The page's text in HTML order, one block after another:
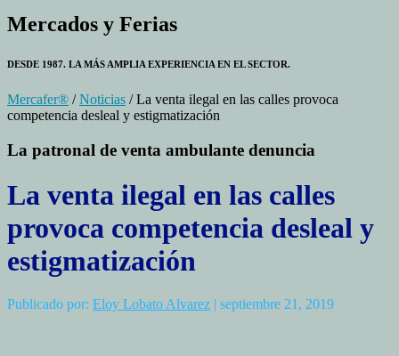
Mercados y Ferias
DESDE 1987. LA MÁS AMPLIA EXPERIENCIA EN EL SECTOR.
Mercafer® /Noticias / La venta ilegal en las calles provoca
competencia desleal y estigmatización
La patronal de venta ambulante denuncia
La venta ilegal en las calles
provoca competencia desleal y
estigmatización
Publicado por: Eloy Lobato Alvarez | septiembre 21, 2019